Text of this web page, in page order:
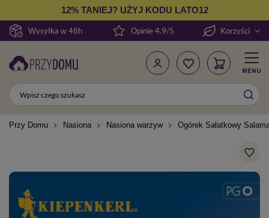
Wysyłka w 48h
12% TANIEJ? UŻYJ KODU LATO12
Opinie 4.9/5 Korzyści
Przy Domu Nasiona Nasiona warzyw Ogórek Sałatkowy